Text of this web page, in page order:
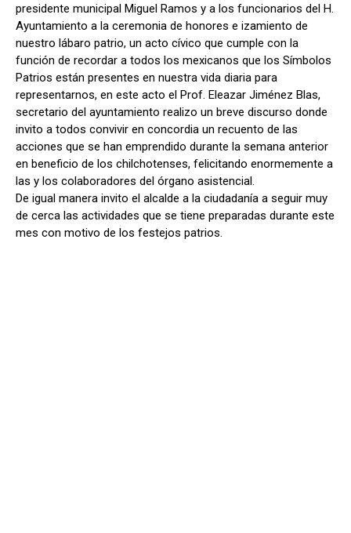
presidente municipal Miguel Ramos y a los funcionarios del H.
Ayuntamiento a la ceremonia de honores e izamiento de
nuestro lábaro patrio, un acto cívico que cumple con la
función de recordar a todos los mexicanos que los Símbolos
Patrios están presentes en nuestra vida diaria para
representarnos, en este acto el Prof. Eleazar Jiménez Blas,
secretario del ayuntamiento realizo un breve discurso donde
invito a todos convivir en concordia un recuento de las
acciones que se han emprendido durante la semana anterior
en beneficio de los chilchotenses, felicitando enormemente a
las y los colaboradores del órgano asistencial.
De igual manera invito el alcalde a la ciudadanía a seguir muy
de cerca las actividades que se tiene preparadas durante este
mes con motivo de los festejos patrios.